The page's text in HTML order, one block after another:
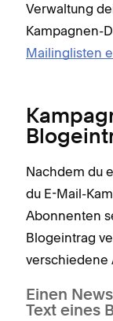
Verwaltung
Kampagnen-
Mailinglisten
Nachdem du
du E-Mail-
Abonnenten
Blogeintrag
verschiedene
Einen
Text eines